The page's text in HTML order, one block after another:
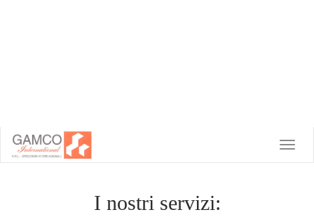
Toggle
I nostri servizi: